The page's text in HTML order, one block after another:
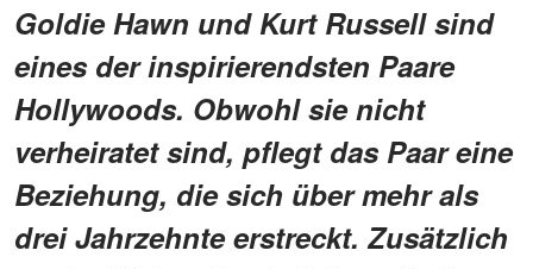
Goldie Hawn und Kurt Russell sind
eines der inspirierendsten Paare
Hollywoods. Obwohl sie nicht
verheiratet sind, pflegt das Paar eine
Beziehung, die sich über mehr als
drei Jahrzehnte erstreckt. Zusätzlich